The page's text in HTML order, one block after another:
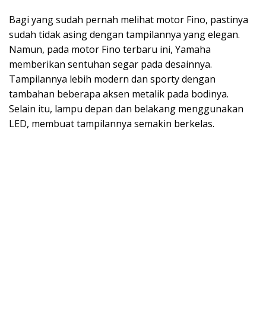
Bagi yang sudah pernah melihat motor Fino, pastinya
sudah tidak asing dengan tampilannya yang elegan.
Namun, pada motor Fino terbaru ini, Yamaha
memberikan sentuhan segar pada desainnya.
Tampilannya lebih modern dan sporty dengan
tambahan beberapa aksen metalik pada bodinya.
Selain itu, lampu depan dan belakang menggunakan
LED, membuat tampilannya semakin berkelas.